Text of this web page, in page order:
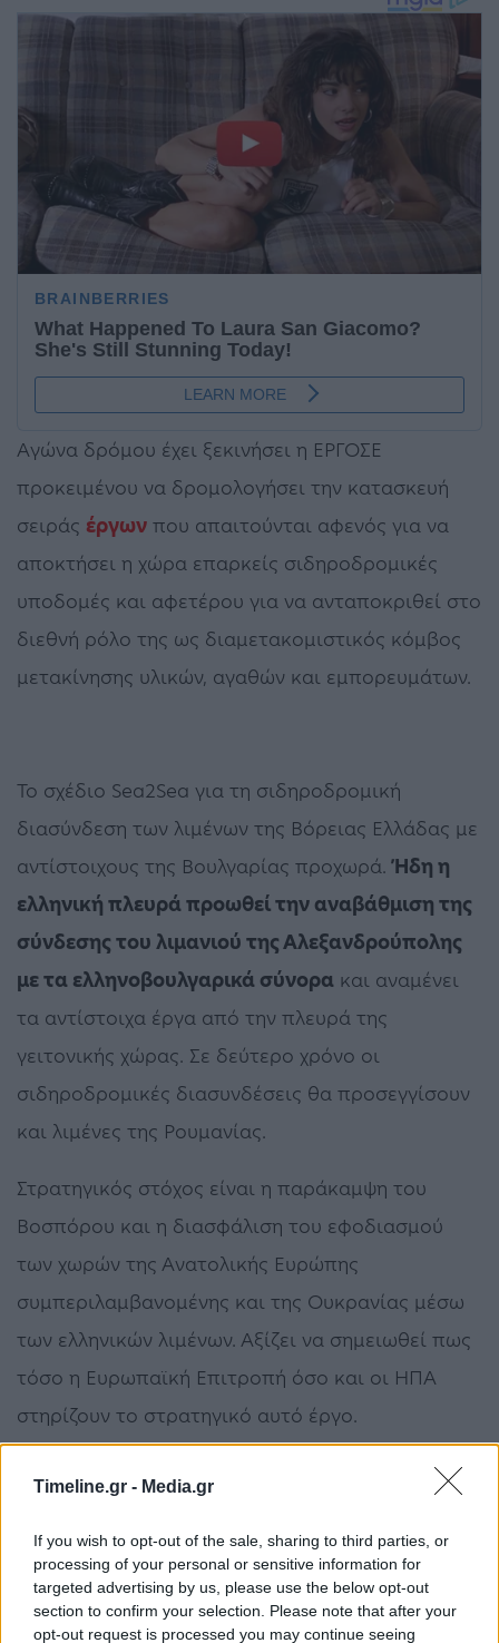
Timeline.gr - Media.gr
If you wish to opt-out of the sale, sharing to third parties, or
processing of your personal or sensitive information for
targeted advertising by us, please use the below opt-out
section to confirm your selection. Please note that after your
opt-out request is processed you may continue seeing
Αγώνα δρόμου έχει ξεκινήσει η ΕΡΓΟΣΕ
προκειμένου να δρομολογήσει την κατασκευή
σειράς έργων που απαιτούνται αφενός για να
αποκτήσει η χώρα επαρκείς σιδηροδρομικές
υποδομές και αφετέρου για να ανταποκριθεί στο
διεθνή ρόλο της ως διαμετακομιστικός κόμβος
μετακίνησης υλικών, αγαθών και εμπορευμάτων.
Το σχέδιο Sea2Sea για τη σιδηροδρομική
διασύνδεση των λιμένων της Βόρειας Ελλάδας με
αντίστοιχους της Βουλγαρίας προχωρά. Ήδη η
ελληνική πλευρά προωθεί την αναβάθμιση της
σύνδεσης του λιμανιού της Αλεξανδρούπολης
με τα ελληνοβουλγαρικά σύνορα και αναμένει
τα αντίστοιχα έργα από την πλευρά της
γειτονικής χώρας. Σε δεύτερο χρόνο οι
σιδηροδρομικές διασυνδέσεις θα προσεγγίσουν
και λιμένες της Ρουμανίας.
Στρατηγικός στόχος είναι η παράκαμψη του
Βοσπόρου και η διασφάλιση του εφοδιασμού
των χωρών της Ανατολικής Ευρώπης
συμπεριλαμβανομένης και της Ουκρανίας μέσω
των ελληνικών λιμένων. Αξίζει να σημειωθεί πως
τόσο η Ευρωπαϊκή Επιτροπή όσο και οι ΗΠΑ
στηρίζουν το στρατηγικό αυτό έργο.
Διαβάστε περισσότερα στο powergame.gr
έργα ΕΡΓΟΣΕ Σιδηρόδρομοι